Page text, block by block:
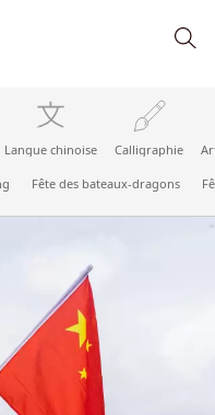
Langue chinoise Calligraphie
Fête des bateaux-dragons